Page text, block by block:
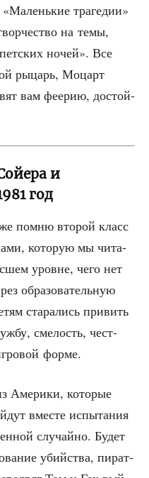
тра­ге­дии»
на темы,
ночей». Все
рыцарь, Моцарт
вам фее­рию, достой­
и
год
пом­ню вто­рой класс
кото­рую мы чита­
уровне, чего нет
обра­зо­ва­тель­ную
ста­ра­лись при­вить
сме­лость, чест­
форме.
Аме­ри­ки, кото­рые
вме­сте испы­та­ния
слу­чай­но. Будет
убий­ства, пират­